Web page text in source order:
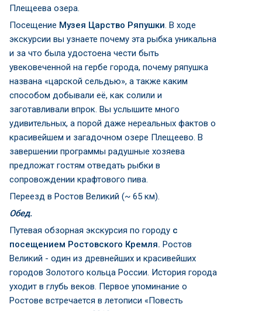
Плещеева озера.
Посещение Музея Царство Ряпушки. В ходе
экскурсии вы узнаете почему эта рыбка уникальна
и за что была удостоена чести быть
увековеченной на гербе города, почему ряпушка
названа «царской сельдью», а также каким
способом добывали её, как солили и
заготавливали впрок. Вы услышите много
удивительных, а порой даже нереальных фактов о
красивейшем и загадочном озере Плещеево. В
завершении программы радушные хозяева
предложат гостям отведать рыбки в
сопровождении крафтового пива.
Переезд в Ростов Великий (~ 65 км).
Обед.
Путевая обзорная экскурсия по городу с
посещением Ростовского Кремля. Ростов
Великий - один из древнейших и красивейших
городов Золотого кольца России. История города
уходит в глубь веков. Первое упоминание о
Ростове встречается в летописи «Повесть